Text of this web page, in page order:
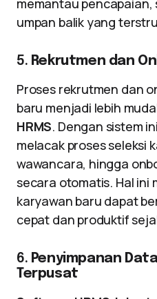
memantau pencapaian,
umpan balik yang
5. Rekrutmen dan
Proses rekrutmen dan
baru menjadi lebih
HRMS. Dengan sistem
melacak proses seleksi
wawancara, hingga
secara otomatis. Hal ini
karyawan baru dapat
cepat dan produktif
6. Penyimpanan
Terpusat